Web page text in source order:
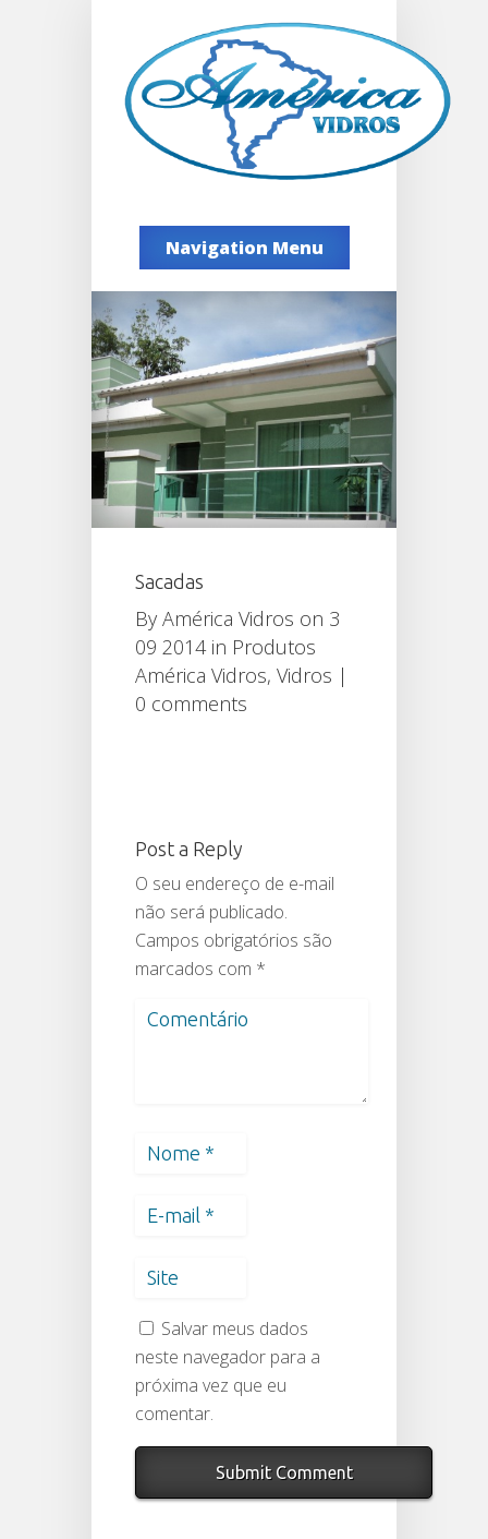
Navigation Menu
Sacadas
By América Vidros on 3
09 2014 in Produtos
América Vidros, Vidros |
0 comments
Post a Reply
O seu endereço de e-mail
não será publicado.
Campos obrigatórios são
marcados com *
Salvar meus dados
neste navegador para a
próxima vez que eu
comentar.